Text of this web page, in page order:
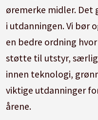
øremerke midler.
i utdanningen. Vi bør
en bedre ordning
støtte til utstyr, særlig
innen teknologi,
viktige utdanninger
årene.